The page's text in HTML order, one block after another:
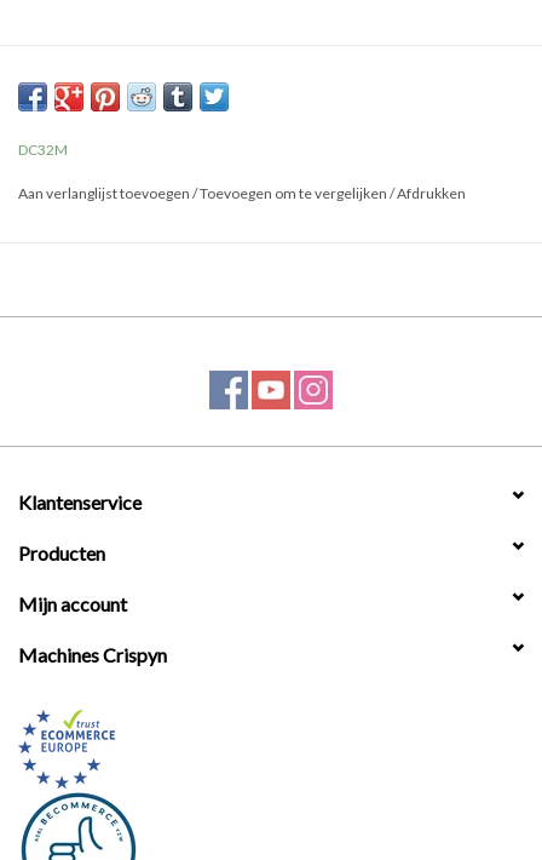
DC32M
Aan verlanglijst toevoegen /Toevoegen om te vergelijken /Afdrukken
Klantenservice
Producten
Mijn account
Machines Crispyn